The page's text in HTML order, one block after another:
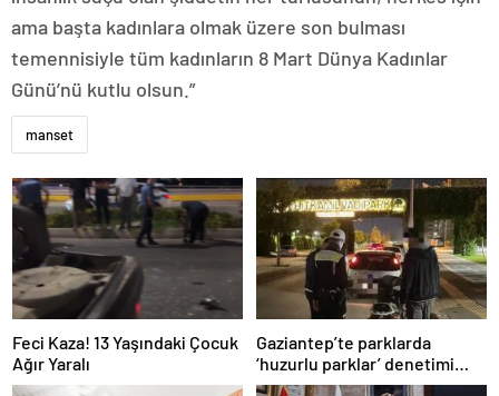
ama başta kadınlara olmak üzere son bulması
temennisiyle tüm kadınların 8 Mart Dünya Kadınlar
Günü’nü kutlu olsun.”
manset
Feci Kaza! 13 Yaşındaki Çocuk
Ağır Yaralı
Gaziantep’te parklarda
‘huzurlu parklar’ denetimi
yapıldı.